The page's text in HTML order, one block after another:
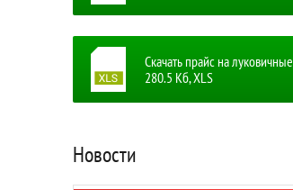
Скачать прайс на луковичные
280.5 Кб, XLS
Новости